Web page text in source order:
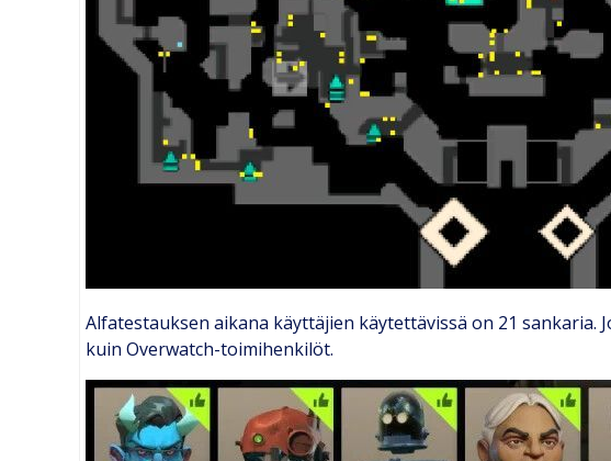
Alfatestauksen aikana käyttäjien käytettävissä on 21 sankaria.
kuin Overwatch-toimihenkilöt.